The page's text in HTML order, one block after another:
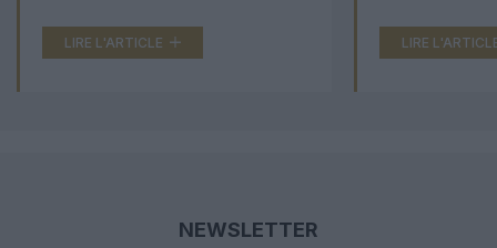
LIRE L'ARTICLE LIRE
NEWSLETTER